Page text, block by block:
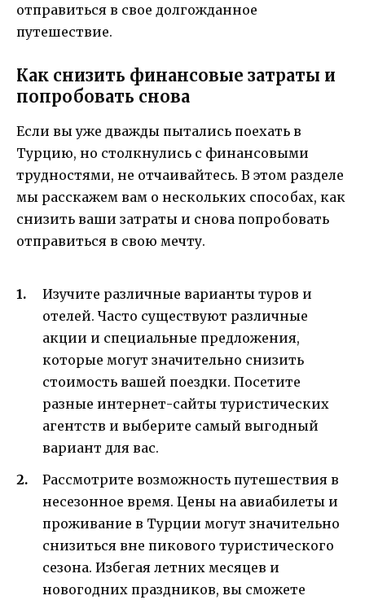
отправиться в свое долгожданное
путешествие.
Как снизить финансовые затраты и
попробовать снова
Если вы уже дважды пытались поехать в
Турцию, но столкнулись с финансовыми
трудностями, не отчаивайтесь. В этом разделе
мы расскажем вам о нескольких способах, как
снизить ваши затраты и снова попробовать
отправиться в свою мечту.
Изучите различные варианты туров и
отелей. Часто существуют различные
акции и специальные предложения,
которые могут значительно снизить
стоимость вашей поездки. Посетите
разные интернет-сайты туристических
агентств и выберите самый выгодный
вариант для вас.
Рассмотрите возможность путешествия в
несезонное время. Цены на авиабилеты и
проживание в Турции могут значительно
снизиться вне пикового туристического
сезона. Избегая летних месяцев и
новогодних праздников, вы сможете